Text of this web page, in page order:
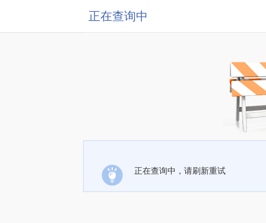
正在查询中
正在查询中，请刷新重试